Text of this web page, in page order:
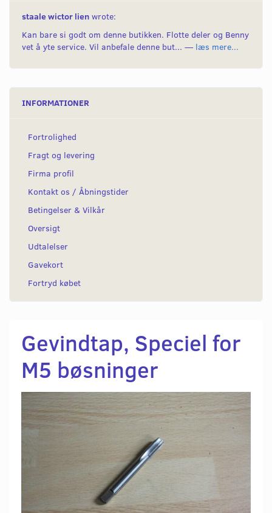
staale wictor lien wrote:
Kan bare si godt om denne butikken. Flotte deler og Benny
vet å yte service. Vil anbefale denne but... — læs mere...
INFORMATIONER
Fortrolighed
Fragt og levering
Firma profil
Kontakt os / Åbningstider
Betingelser & Vilkår
Oversigt
Udtalelser
Gavekort
Fortryd købet
Gevindtap, Speciel for
M5 bøsninger